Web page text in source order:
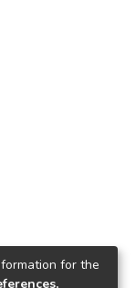
for the